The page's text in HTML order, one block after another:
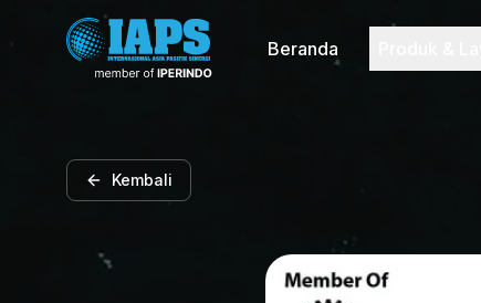
Beranda
Kembali